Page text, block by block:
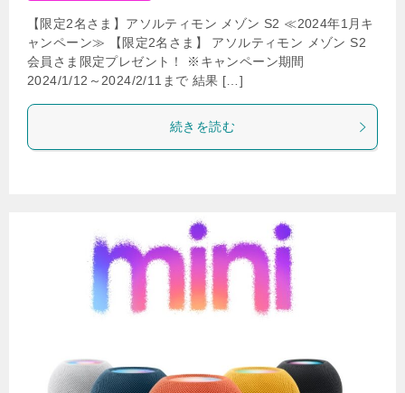
【限定2名さま】アソルティモン メゾン S2 ≪2024年1月キ
ャンペーン≫ 【限定2名さま】 アソルティモン メゾン S2
会員さま限定プレゼント！ ※キャンペーン期間
2024/1/12～2024/2/11まで 結果 […]
続きを読む